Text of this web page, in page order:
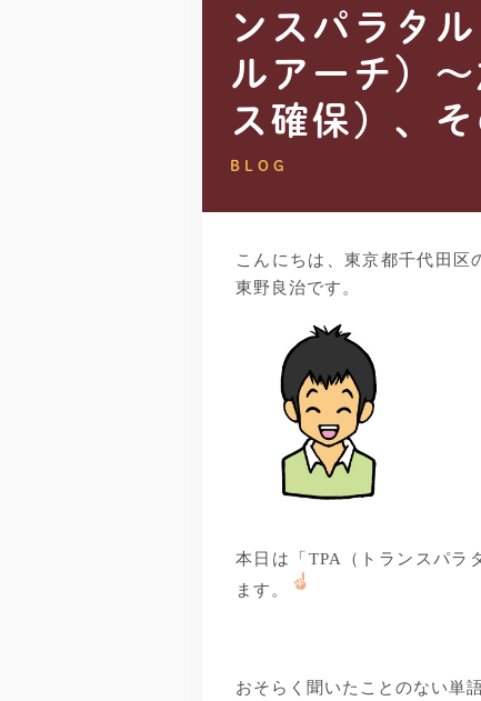
ンスパラタ
ルアーチ）
ス確保）、
BLOG
こんにちは、東京都千代田区
東野良治です。
本日は「TPA（トランスパラ
ます。
おそらく聞いたことのない単